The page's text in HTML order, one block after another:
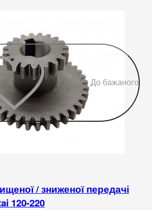
До бажаного
/ зниженої передачі
120-220